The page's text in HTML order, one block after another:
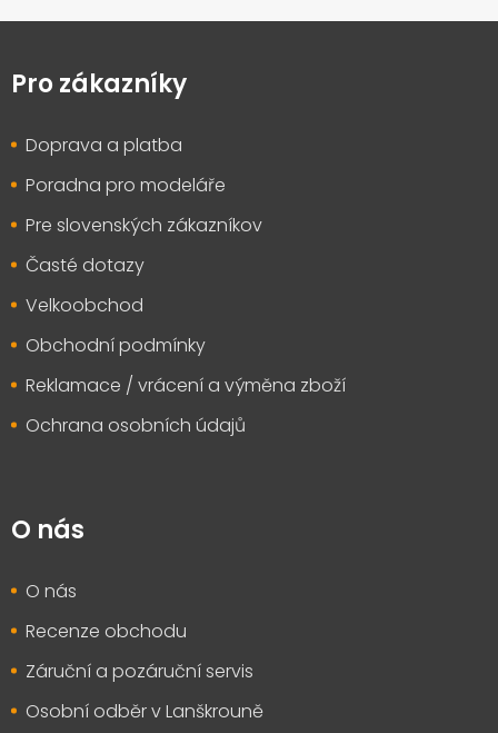
Z
pPro zákazníky
Doprava a platba
Poradna pro modeláře
Pre slovenských zákazníkov
Časté dotazy
Velkoobchod
Obchodní podmínky
Reklamace / vrácení a výměna zboží
Ochrana osobních údajů
O nás
O nás
Recenze obchodu
Záruční a pozáruční servis
Osobní odběr v Lanškrouně